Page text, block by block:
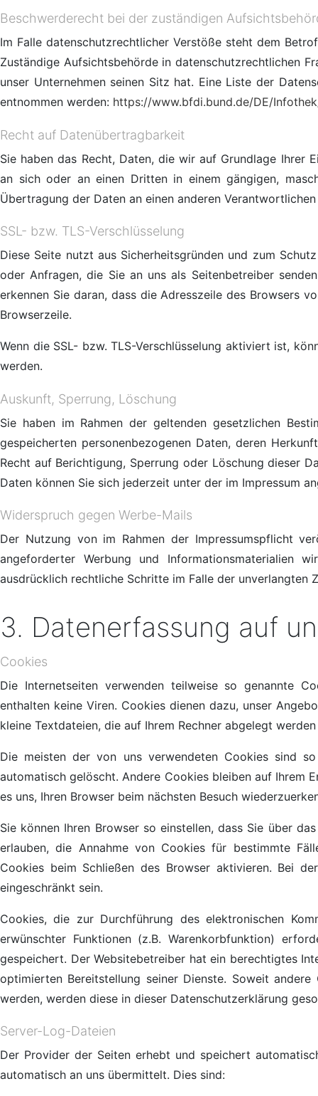
Beschwerderecht bei der zuständigen
Im Falle datenschutzrechtlicher Verstöße steht dem
Zuständige Aufsichtsbehörde in datenschutzrechtlichen
unser Unternehmen seinen Sitz hat. Eine Liste der
entnommen werden: https://www.bfdi.bund.de/DE/
Recht auf Datenübertragbarkeit
Sie haben das Recht, Daten, die wir auf Grundlage Ihrer
an sich oder an einen Dritten in einem gängigen,
Übertragung der Daten an einen anderen
SSL- bzw. TLS-Verschlüsselung
Diese Seite nutzt aus Sicherheitsgründen und zum
oder Anfragen, die Sie an uns als Seitenbetreiber
erkennen Sie daran, dass die Adresszeile des Browsers
Browserzeile.
Wenn die SSL- bzw. TLS-Verschlüsselung aktiviert ist,
werden.
Auskunft, Sperrung, Löschung
Sie haben im Rahmen der geltenden gesetzlichen
gespeicherten personenbezogenen Daten, deren
Recht auf Berichtigung, Sperrung oder Löschung dieser
Daten können Sie sich jederzeit unter der im Impressum
Widerspruch gegen Werbe-Mails
Der Nutzung von im Rahmen der Impressumspflicht
angeforderter Werbung und Informationsmaterialien
ausdrücklich rechtliche Schritte im Falle der unverlangten
3. Datenerfassung auf
Cookies
Die Internetseiten verwenden teilweise so genannte
enthalten keine Viren. Cookies dienen dazu, unser
kleine Textdateien, die auf Ihrem Rechner abgelegt
Die meisten der von uns verwendeten Cookies sind so
automatisch gelöscht. Andere Cookies bleiben auf Ihrem
es uns, Ihren Browser beim nächsten Besuch
Sie können Ihren Browser so einstellen, dass Sie über
erlauben, die Annahme von Cookies für bestimmte
Cookies beim Schließen des Browser aktivieren. Bei
eingeschränkt sein.
Cookies, die zur Durchführung des elektronischen
erwünschter Funktionen (z.B. Warenkorbfunktion)
gespeichert. Der Websitebetreiber hat ein berechtigtes
optimierten Bereitstellung seiner Dienste. Soweit
werden, werden diese in dieser Datenschutzerklärung
Server-Log-Dateien
Der Provider der Seiten erhebt und speichert
automatisch an uns übermittelt. Dies sind: